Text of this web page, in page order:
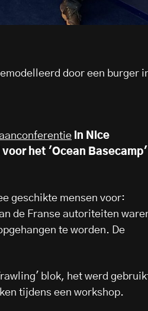
door een burger
in Nice
het 'Ocean Basecamp'
geschikte mensen voor:
de Franse autoriteiten
te worden. De
blok, het werd
tijdens een workshop.